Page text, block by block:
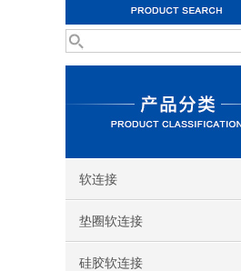
软连接
垫圈软连接
硅胶软连接